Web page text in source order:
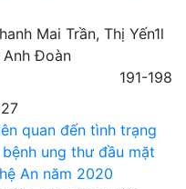
Mai Trần, Thị Yến1l
Anh Đoàn
191-198
quan đến tình trạng
ung thư đầu mặt
An năm 2020